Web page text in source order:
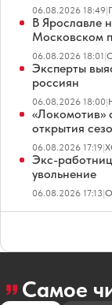
06.08.2026 18:49|
В Ярославле
Московском
06.08.2026 18:01|
Эксперты
россиян
06.08.2026 18:00|
«Локомотив»
открытия
06.08.2026 17:19|
Экс-
увольнение
06.08.2026 17:13|
Самое